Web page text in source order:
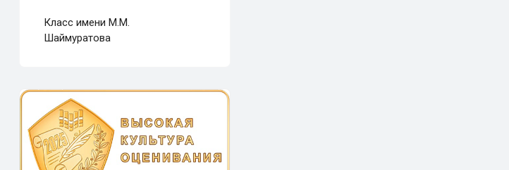
Класс имени М.М.
Шаймуратова